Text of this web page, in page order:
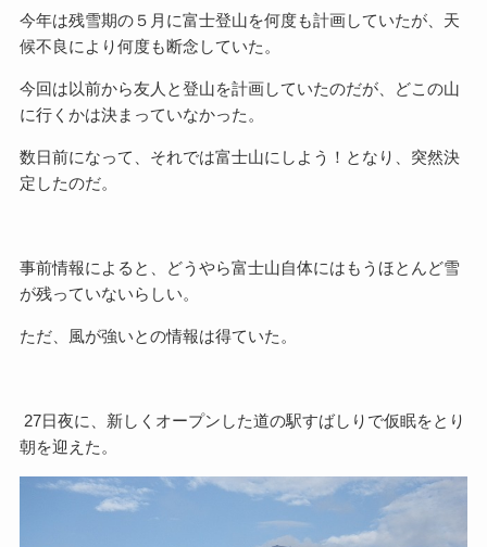
今年は残雪期の５月に富士登山を何度も計画していたが、天
候不良により何度も断念していた。
今回は以前から友人と登山を計画していたのだが、どこの山
に行くかは決まっていなかった。
数日前になって、それでは富士山にしよう！となり、突然決
定したのだ。
事前情報によると、どうやら富士山自体にはもうほとんど雪
が残っていないらしい。
ただ、風が強いとの情報は得ていた。
27日夜に、新しくオープンした道の駅すばしりで仮眠をとり
朝を迎えた。